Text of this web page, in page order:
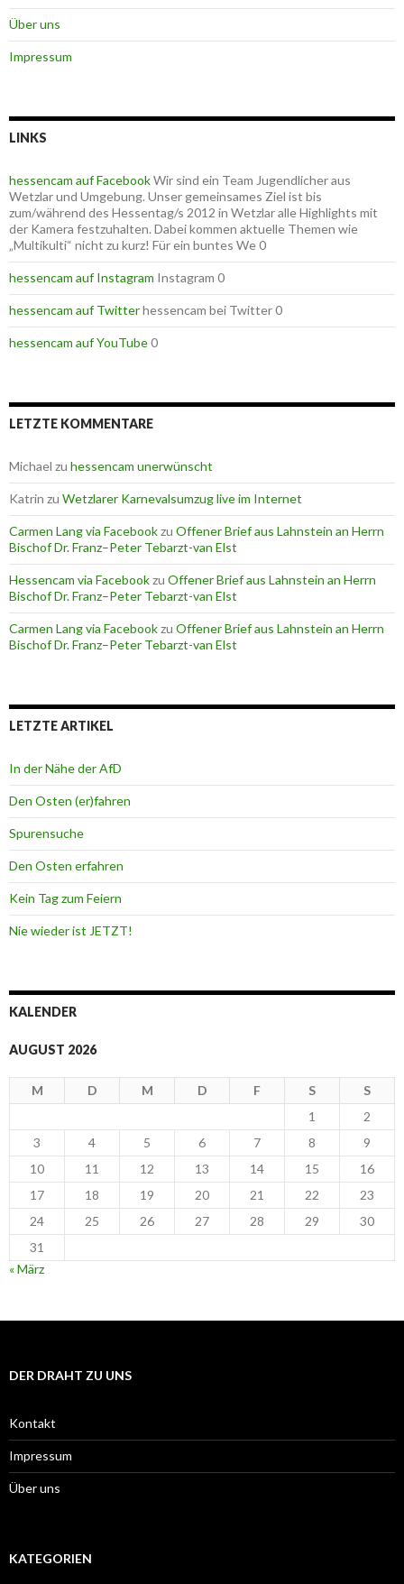
Über uns
Impressum
LINKS
hessencam auf FacebookWir sind ein Team Jugendlicher aus
Wetzlar und Umgebung. Unser gemeinsames Ziel ist bis
zum/während des Hessentag/s 2012 in Wetzlar alle Highlights mit
der Kamera festzuhalten. Dabei kommen aktuelle Themen wie
„Multikulti“ nicht zu kurz! Für ein buntes We 0
hessencam auf Instagram Instagram 0
hessencam auf Twitterhessencam bei Twitter 0
hessencam auf YouTube0
LETZTE KOMMENTARE
Michael zu hessencam unerwünscht
Katrin zu Wetzlarer Karnevalsumzug live im Internet
Carmen Lang via Facebookzu Offener Brief aus Lahnstein an Herrn
Bischof Dr. Franz–Peter Tebarzt-van Elst
Hessencam via Facebookzu Offener Brief aus Lahnstein an Herrn
Bischof Dr. Franz–Peter Tebarzt-van Elst
Carmen Lang via Facebookzu Offener Brief aus Lahnstein an Herrn
Bischof Dr. Franz–Peter Tebarzt-van Elst
LETZTE ARTIKEL
In der Nähe der AfD
Den Osten (er)fahren
Spurensuche
Den Osten erfahren
Kein Tag zum Feiern
Nie wieder ist JETZT!
KALENDER
AUGUST 2026
M D M D F S
S
1
2
3
4 5 6 7 8
9
10
11 12 13 14 15
16
17
18 19 20 21 22
23
24
25 26 27 28 29
30
31
« März
DER DRAHT ZU UNS
Kontakt
Impressum
Über uns
KATEGORIEN